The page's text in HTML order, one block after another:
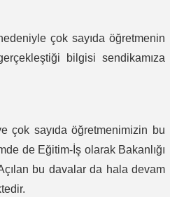
çok sayıda öğretmenin
bilgisi sendikamıza
çok sayıda öğretmenimizin bu
de Eğitim-İş olarak Bakanlığı
bu davalar da hala devam